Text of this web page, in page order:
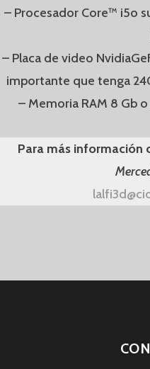
– Procesador Core™ i5o
– Placa de video
importante que tenga
– Memoria RAM 8 Gb
Para más información